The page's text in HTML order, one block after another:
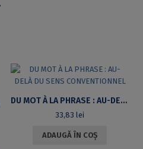
DU MOT À LA PHRASE : AU-DELÀ DU SENS CONVENTIONNEL
33,83lei
ADAUGĂ ÎN COȘ